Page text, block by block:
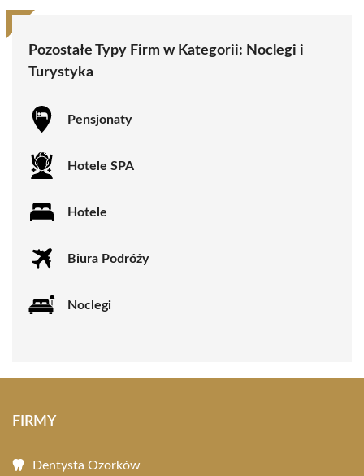
Pozostałe Typy Firm w Kategorii: Noclegi i
Turystyka
Pensjonaty
Hotele SPA
Hotele
Biura Podróży
Noclegi
FIRMY
Dentysta Ozorków